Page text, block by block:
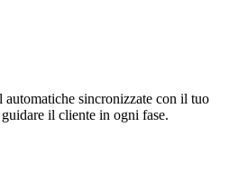
sincronizzate con il tuo
il cliente in ogni fase.